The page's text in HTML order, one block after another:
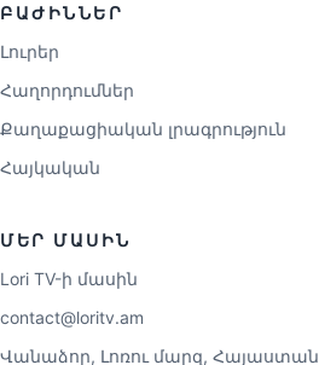
ԲԱԺԻՆՆԵՐ
Լուրեր
Հաղորդումներ
Քաղաքացիական լրագրություն
Հայկական
ՄԵՐ ՄԱՍԻՆ
Lori TV-ի մասին
contact@loritv.am
Վանաձոր, Լոռու մարզ, Հայաստան